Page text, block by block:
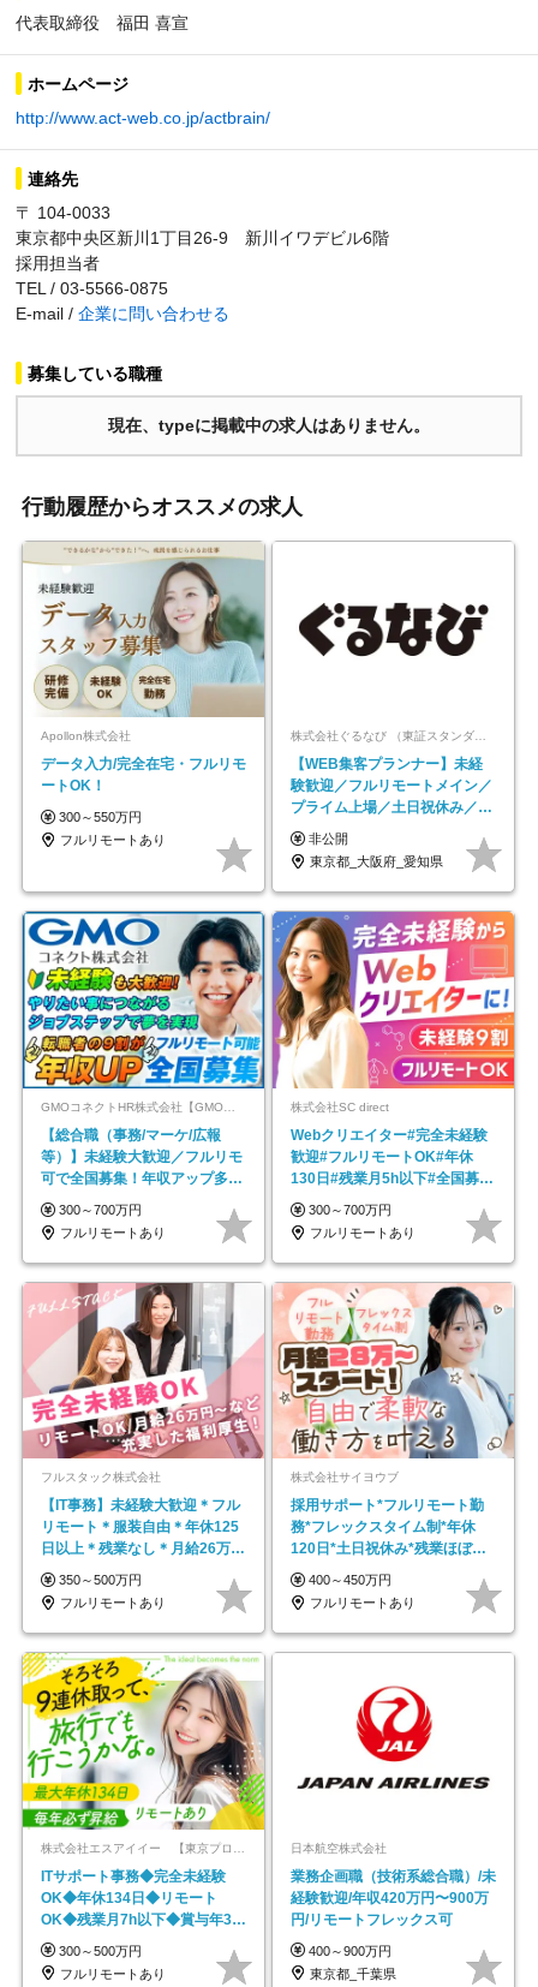
代表取締役 福田 喜宣
ホームページ
http://www.act-web.co.jp/actbrain/
連絡先
〒 104-0033
東京都中央区新川1丁目26-9 新川イワデビル6階
採用担当者
TEL / 03-5566-0875
E-mail / 企業に問い合わせる
募集している職種
現在、typeに掲載中の求人はありません。
行動履歴からオススメの求人
Apollon株式会社
データ入力/完全在宅・フルリモ
ートOK！
300～550万円
フルリモートあり
株式会社ぐるなび （東証スタンダード上場）
【WEB集客プランナー】未経
験歓迎／フルリモートメイン／
プライム上場／土日祝休み／東
京・大阪・名古屋
非公開
東京都_大阪府_愛知県
GMOコネクトHR株式会社【GMOインターネットグループ】
【総合職（事務/マーケ/広報
等）】未経験大歓迎／フルリモ
可で全国募集！年収アップ多数
★年休最大130日★
300～700万円
フルリモートあり
株式会社SC direct
Webクリエイター#完全未経験
歓迎#フルリモートOK#年休
130日#残業月5h以下#全国募集
#最大1年の研修
300～700万円
フルリモートあり
フルスタック株式会社
【IT事務】未経験大歓迎＊フル
リモート＊服装自由＊年休125
日以上＊残業なし＊月給26万円
以上
350～500万円
フルリモートあり
株式会社サイヨウブ
採用サポート*フルリモート勤
務*フレックスタイム制*年休
120日*土日祝休み*残業ほぼな
し*育児中社員8割以上
400～450万円
フルリモートあり
ITサポート事務◆完全未経験
OK◆年休134日◆リモート
OK◆残業月7h以下◆賞与年3回
◆5年目まで必ず昇給
300～500万円
フルリモートあり
日本航空株式会社
業務企画職（技術系総合職）/未
経験歓迎/年収420万円〜900万
円/リモートフレックス可
400～900万円
東京都_千葉県